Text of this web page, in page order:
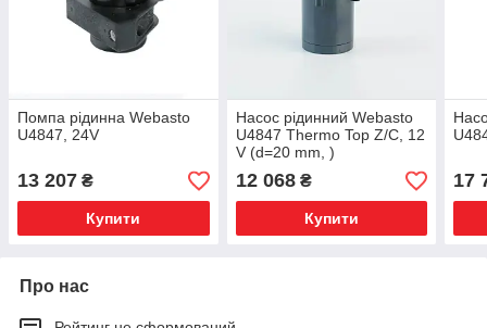
Помпа рідинна Webasto
U4847, 24V
13 207 ₴
Купити
Насос рідинний Webasto
U4847 Thermo Top Z/C, 12
V (d=20 mm, )
12 068₴
Купити
17
Про нас